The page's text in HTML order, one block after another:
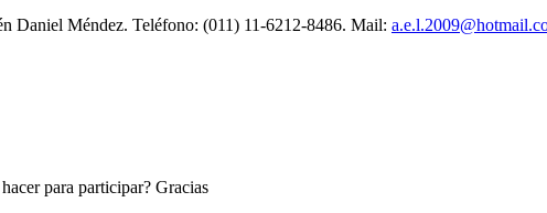
Daniel Méndez. Teléfono: (011) 11-6212-8486. Mail:
para participar? Gracias